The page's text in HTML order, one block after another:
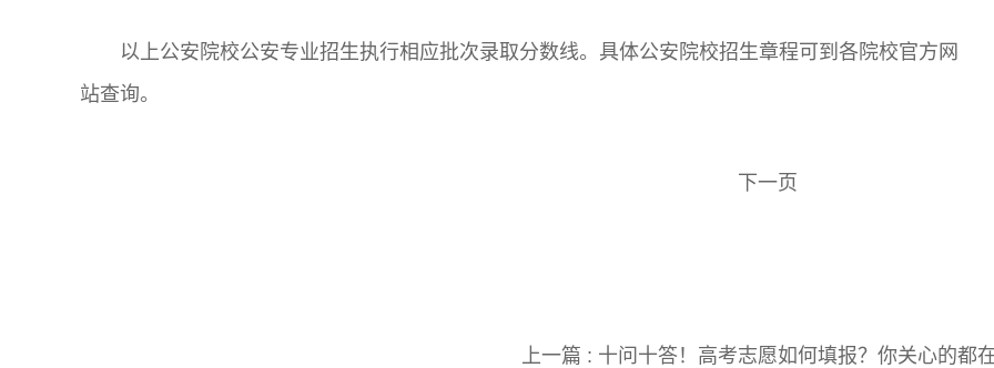
以上公安院校公安专业招生执行相应批次录取分数线。具体公安院校招生章程可到各院校官方网
站查询。
下一页
上一篇 : 十问十答！高考志愿如何填报？你关心的都